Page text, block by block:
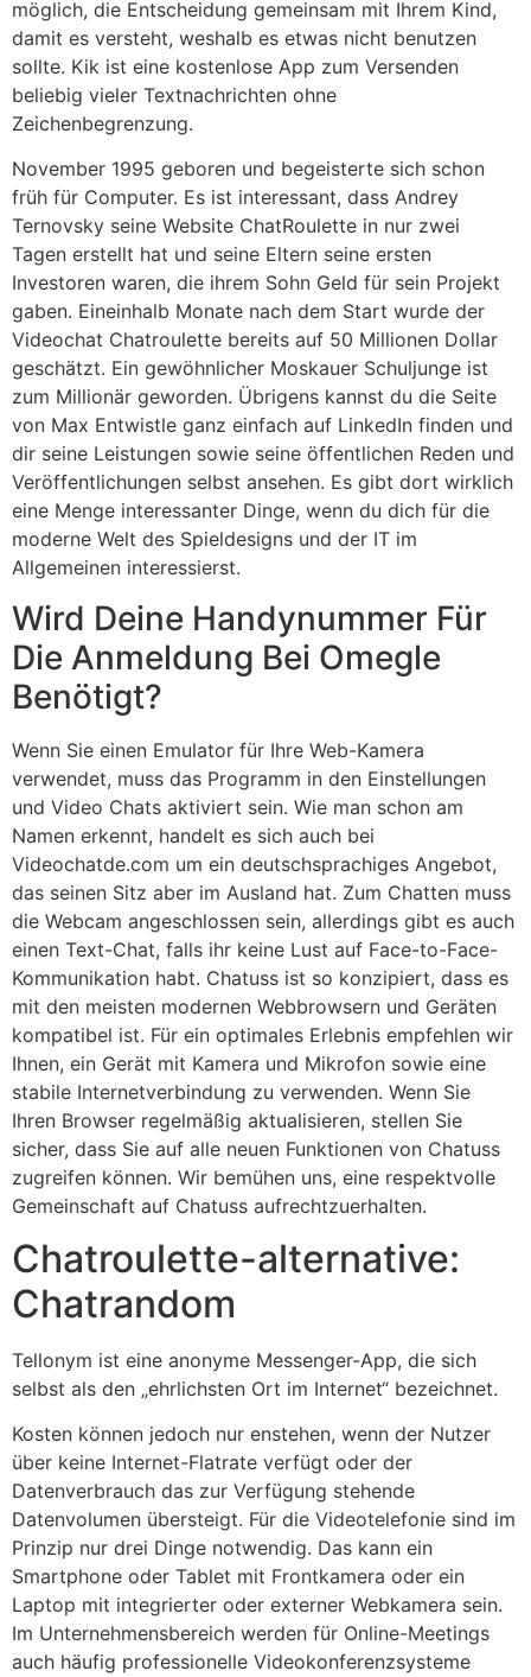
möglich, die Entscheidung gemeinsam mit Ihrem Kind,
damit es versteht, weshalb es etwas nicht benutzen
sollte. Kik ist eine kostenlose App zum Versenden
beliebig vieler Textnachrichten ohne
Zeichenbegrenzung.
November 1995 geboren und begeisterte sich schon
früh für Computer. Es ist interessant, dass Andrey
Ternovsky seine Website ChatRoulette in nur zwei
Tagen erstellt hat und seine Eltern seine ersten
Investoren waren, die ihrem Sohn Geld für sein Projekt
gaben. Eineinhalb Monate nach dem Start wurde der
Videochat Chatroulette bereits auf 50 Millionen Dollar
geschätzt. Ein gewöhnlicher Moskauer Schuljunge ist
zum Millionär geworden. Übrigens kannst du die Seite
von Max Entwistle ganz einfach auf LinkedIn finden und
dir seine Leistungen sowie seine öffentlichen Reden und
Veröffentlichungen selbst ansehen. Es gibt dort wirklich
eine Menge interessanter Dinge, wenn du dich für die
moderne Welt des Spieldesigns und der IT im
Allgemeinen interessierst.
Wird Deine Handynummer Für
Die Anmeldung Bei Omegle
Benötigt?
Wenn Sie einen Emulator für Ihre Web-Kamera
verwendet, muss das Programm in den Einstellungen
und Video Chats aktiviert sein. Wie man schon am
Namen erkennt, handelt es sich auch bei
Videochatde.com um ein deutschsprachiges Angebot,
das seinen Sitz aber im Ausland hat. Zum Chatten muss
die Webcam angeschlossen sein, allerdings gibt es auch
einen Text-Chat, falls ihr keine Lust auf Face-to-Face-
Kommunikation habt. Chatuss ist so konzipiert, dass es
mit den meisten modernen Webbrowsern und Geräten
kompatibel ist. Für ein optimales Erlebnis empfehlen wir
Ihnen, ein Gerät mit Kamera und Mikrofon sowie eine
stabile Internetverbindung zu verwenden. Wenn Sie
Ihren Browser regelmäßig aktualisieren, stellen Sie
sicher, dass Sie auf alle neuen Funktionen von Chatuss
zugreifen können. Wir bemühen uns, eine respektvolle
Gemeinschaft auf Chatuss aufrechtzuerhalten.
Chatroulette-alternative:
Chatrandom
Tellonym ist eine anonyme Messenger-App, die sich
selbst als den „ehrlichsten Ort im Internet“ bezeichnet.
Kosten können jedoch nur enstehen, wenn der Nutzer
über keine Internet-Flatrate verfügt oder der
Datenverbrauch das zur Verfügung stehende
Datenvolumen übersteigt. Für die Videotelefonie sind im
Prinzip nur drei Dinge notwendig. Das kann ein
Smartphone oder Tablet mit Frontkamera oder ein
Laptop mit integrierter oder externer Webkamera sein.
Im Unternehmensbereich werden für Online-Meetings
auch häufig professionelle Videokonferenzsysteme